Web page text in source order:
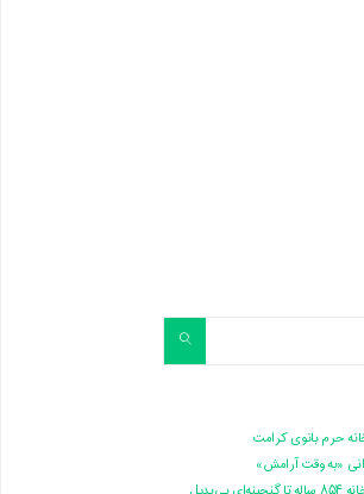
Search
حرم بانوی کرامت
«به وقت آرامش»